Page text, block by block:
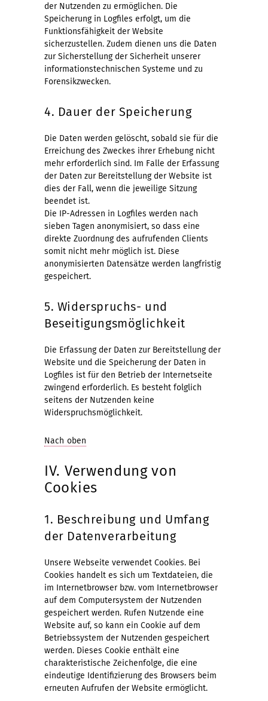
der Nutzenden zu ermöglichen. Die
Speicherung in Logfiles erfolgt, um die
Funktionsfähigkeit der Website
sicherzustellen. Zudem dienen uns die Daten
zur Sicherstellung der Sicherheit unserer
informationstechnischen Systeme und zu
Forensikzwecken.
4. Dauer der Speicherung
Die Daten werden gelöscht, sobald sie für die
Erreichung des Zweckes ihrer Erhebung nicht
mehr erforderlich sind. Im Falle der Erfassung
der Daten zur Bereitstellung der Website ist
dies der Fall, wenn die jeweilige Sitzung
beendet ist.
Die IP-Adressen in Logfiles werden nach
sieben Tagen anonymisiert, so dass eine
direkte Zuordnung des aufrufenden Clients
somit nicht mehr möglich ist. Diese
anonymisierten Datensätze werden langfristig
gespeichert.
5. Widerspruchs- und
Beseitigungsmöglichkeit
Die Erfassung der Daten zur Bereitstellung der
Website und die Speicherung der Daten in
Logfiles ist für den Betrieb der Internetseite
zwingend erforderlich. Es besteht folglich
seitens der Nutzenden keine
Widerspruchsmöglichkeit.
Nach oben
IV. Verwendung von
Cookies
1. Beschreibung und Umfang
der Datenverarbeitung
Unsere Webseite verwendet Cookies. Bei
Cookies handelt es sich um Textdateien, die
im Internetbrowser bzw. vom Internetbrowser
auf dem Computersystem der Nutzenden
gespeichert werden. Rufen Nutzende eine
Website auf, so kann ein Cookie auf dem
Betriebssystem der Nutzenden gespeichert
werden. Dieses Cookie enthält eine
charakteristische Zeichenfolge, die eine
eindeutige Identifizierung des Browsers beim
erneuten Aufrufen der Website ermöglicht.